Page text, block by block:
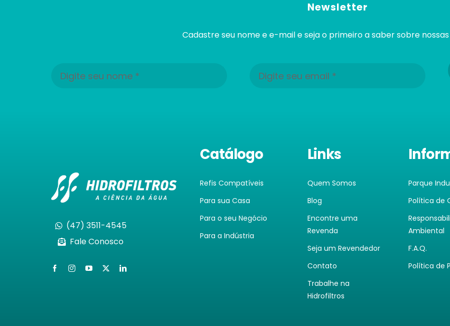
Newsletter
Cadastre seu nome e e-mail e seja o primeiro a saber sobre
(47) 3511-4545
Fale Conosco
Catálogo
Refis Compatíveis
Para sua Casa
Para o seu Negócio
Para a Indústria
Links
Quem Somos
Blog
Encontre uma
Revenda
Seja um Revendedor
Contato
Trabalhe na
Hidrofiltros
Parque
Política de
Ambiental
F.A.Q.
Política de